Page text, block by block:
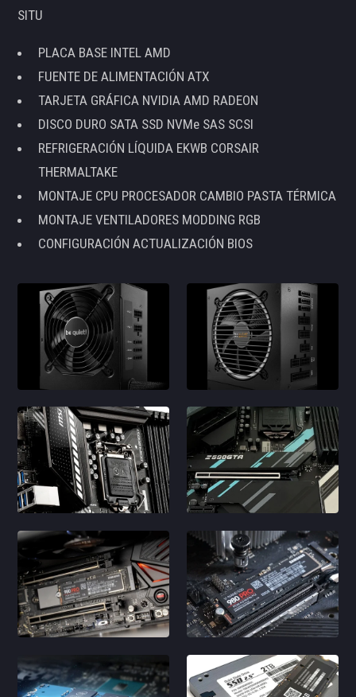
SITU
PLACA BASE INTEL AMD
FUENTE DE ALIMENTACIÓN ATX
TARJETA GRÁFICA NVIDIA AMD RADEON
DISCO DURO SATA SSD NVMe SAS SCSI
REFRIGERACIÓN LÍQUIDA EKWB CORSAIR
THERMALTAKE
MONTAJE CPU PROCESADOR CAMBIO PASTA TÉRMICA
MONTAJE VENTILADORES MODDING RGB
CONFIGURACIÓN ACTUALIZACIÓN BIOS